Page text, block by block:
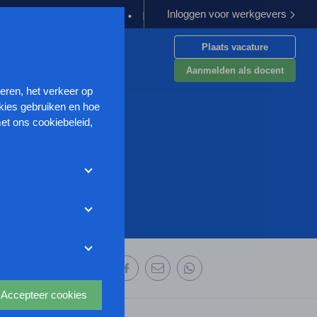
Kabinet werkt aan verbetering aanpak van
Inloggen voor werkgevers
Plaats vacature
Aanmelden als docent
het verkeer op
gebruiken en hoe
ons cookiebeleid,
zonder de
website aan te
uit waarmee onder
Accepteer cookies